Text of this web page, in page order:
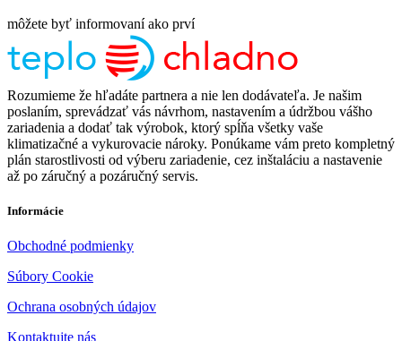
môžete byť informovaní ako prví
Rozumieme že hľadáte partnera a nie len dodávateľa. Je našim
poslaním, sprevádzať vás návrhom, nastavením a údržbou vášho
zariadenia a dodať tak výrobok, ktorý spĺňa všetky vaše
klimatizačné a vykurovacie nároky. Ponúkame vám preto kompletný
plán starostlivosti od výberu zariadenie, cez inštaláciu a nastavenie
až po záručný a pozáručný servis.
Informácie
Obchodné podmienky
Súbory Cookie
Ochrana osobných údajov
Kontaktujte nás